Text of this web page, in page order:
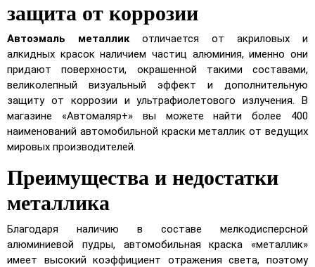
защита от коррозии
Автоэмаль металликотличается от акриловых и
алкидных красок наличием частиц алюминия, именно они
придают поверхности, окрашенной такими составами,
великолепный визуальный эффект и дополнительную
защиту от коррозии и ультрафиолетового излучения. В
магазине «Автомаляр+» вы можете найти более 400
наименований автомобильной краски металлик от ведущих
мировых производителей.
Преимущества и недостатки
металлика
Благодаря наличию в составе мелкодисперсной
алюминиевой пудры, автомобильная краска «металлик»
имеет высокий коэффициент отражения света, поэтому